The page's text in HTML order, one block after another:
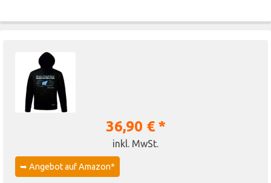
36,90 € *
inkl. MwSt.
➥ Angebot auf Amazon*